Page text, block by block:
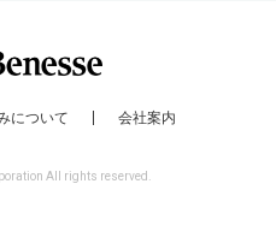
について 会社案内
All rights reserved.